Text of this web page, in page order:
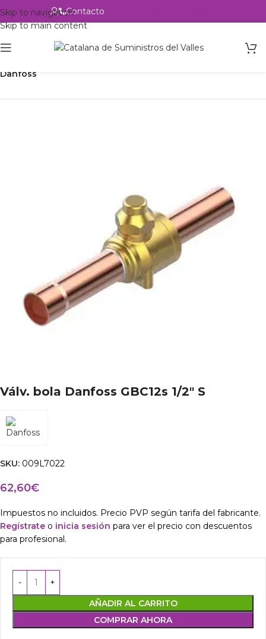
Skip to navigation
Skip to main content
Contacto
Danfoss
Válv. bola Danfoss GBC12s 1/2″ S
SKU: 009L7022
62,60€
Impuestos no incluidos. Precio PVP según tarifa del fabricante.
Regístrate o inicia sesión para ver el precio con descuentos
para profesional.
AÑADIR AL CARRITO
COMPRAR AHORA